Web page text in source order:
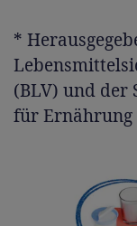
*
(BLV) und der
für Ernährung